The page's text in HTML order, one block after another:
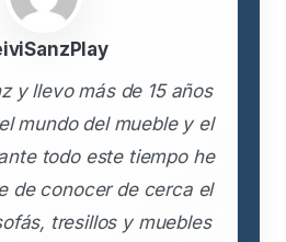
y llevo más de 15 años
mundo del mueble y el
todo este tiempo he
de conocer de cerca el
tresillos y muebles